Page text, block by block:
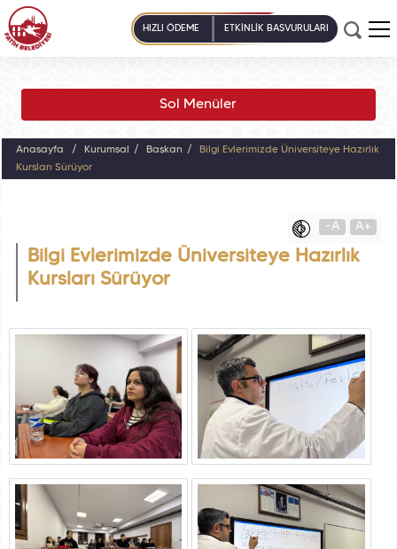
HIZLI ÖDEME ETKİNLİK BAŞVURULARI
Sol Menüler
Anasayfa Kurumsal Başkan
Bilgi Evlerimizde Üniversiteye Hazırlık
Kursları Sürüyor
-A A+
Bilgi Evlerimizde Üniversiteye Hazırlık
Kursları Sürüyor